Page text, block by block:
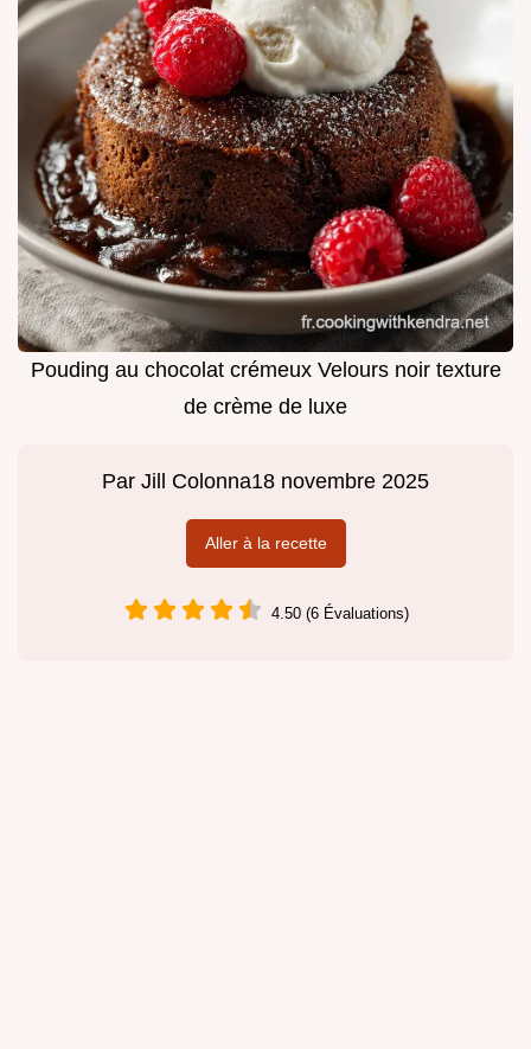
Pouding au chocolat crémeux Velours noir texture
de crème de luxe
Par Jill Colonna18 novembre 2025
Aller à la recette
4.50 (6 Évaluations)